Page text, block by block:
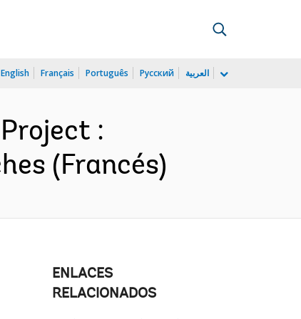
English Français Português Русский العربية
:
(Francés)
ENLACES
RELACIONADOS